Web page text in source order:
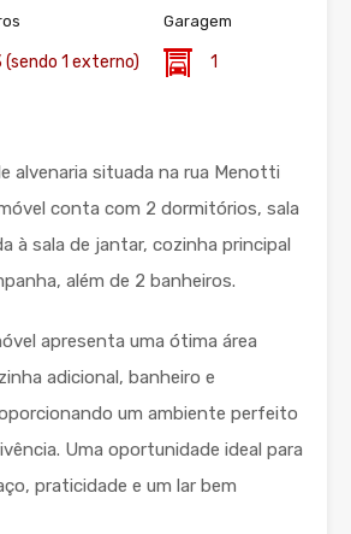
(sendo 1 externo)
Garagem
1
alvenaria situada na rua Menotti
conta com 2 dormitórios, sala
à sala de jantar, cozinha principal
além de 2 banheiros.
apresenta uma ótima área
adicional, banheiro e
um ambiente perfeito
Uma oportunidade ideal para
praticidade e um lar bem